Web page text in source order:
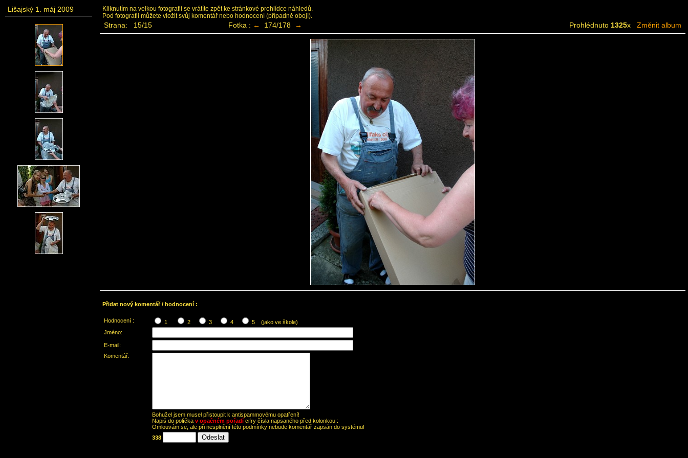
Lišajský 1. máj 2009
Kliknutím na velkou fotografii se vrátíte zpět ke stránkové prohlídce náhledů.
Pod fotografii můžete vložit svůj komentář nebo hodnocení (případně obojí).
Strana: 15/15 Fotka : ← 174/178 → Prohlédnuto 1325x Změnit album
Přidat nový komentář / hodnocení :
Hodnocení : 1 2 3 4
5 (jako ve škole)
Jméno:
E-mail:
Komentář:
Bohužel jsem musel přistoupit k antispammovému opatření!
Napiš do políčka v opačném pořadí cifry čísla napsaného před kolonkou :
Omlouvám se, ale při nesplnění této podmínky nebude komentář zapsán do systému!
338